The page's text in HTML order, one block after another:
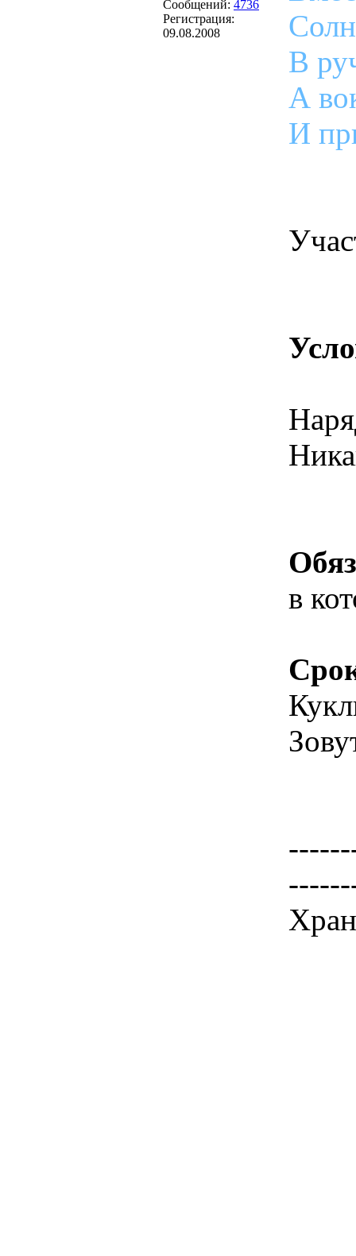
Сообщений: 4736
Регистрация:
09.08.2008
В
А
И
в